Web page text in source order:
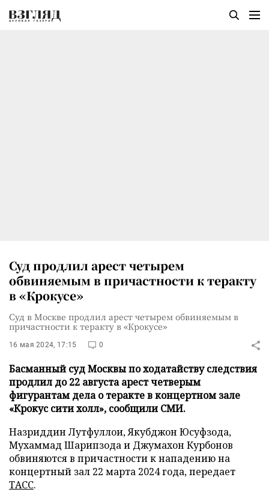
Суд продлил арест четырем
обвиняемым в причастности к теракту
в «Крокусе»
Суд в Москве продлил арест четырем обвиняемым в
причастности к теракту в «Крокусе»
16 мая 2024, 17:15 0
Басманный суд Москвы по ходатайству следствия
продлил до 22 августа арест четверым
фигурантам дела о теракте в концертном зале
«Крокус сити холл», сообщили СМИ.
Назриддин Лутфуллои, Якубджон Юсуфзода,
Мухаммад Шарипзода и Джумахон Курбонов
обвиняются в причастности к нападению на
концертный зал 22 марта 2024 года, передает
ТАСС.